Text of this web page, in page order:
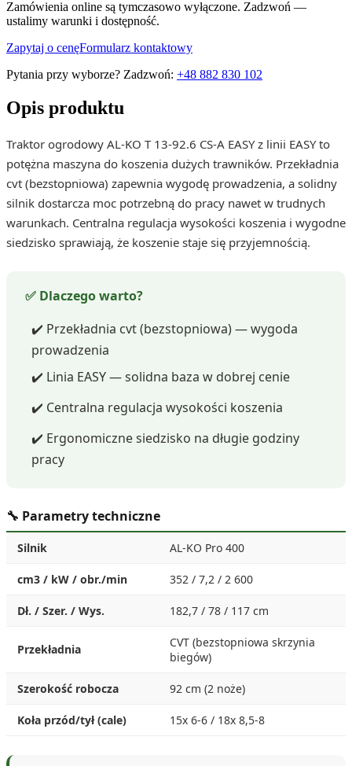
Zamówienia online są tymczasowo wyłączone. Zadzwoń —
ustalimy warunki i dostępność.
Zapytaj o cenęFormularz kontaktowy
Pytania przy wyborze? Zadzwoń: +48 882 830 102
Opis produktu
Traktor ogrodowy AL-KO T 13-92.6 CS-A EASY z linii EASY to
potężna maszyna do koszenia dużych trawników. Przekładnia
cvt (bezstopniowa) zapewnia wygodę prowadzenia, a solidny
silnik dostarcza moc potrzebną do pracy nawet w trudnych
warunkach. Centralna regulacja wysokości koszenia i wygodne
siedzisko sprawiają, że koszenie staje się przyjemnością.
✅ Dlaczego warto?
✔️ Przekładnia cvt (bezstopniowa) — wygoda
prowadzenia
✔️ Linia EASY — solidna baza w dobrej cenie
✔️ Centralna regulacja wysokości koszenia
✔️ Ergonomiczne siedzisko na długie godziny
pracy
🔧 Parametry techniczne
Silnik AL-KO Pro 400
cm3 / kW / obr./min 352 / 7,2 / 2 600
Dł. / Szer. / Wys. 182,7 / 78 / 117 cm
Przekładnia
CVT (bezstopniowa skrzynia
biegów)
Szerokość robocza 92 cm (2 noże)
Koła przód/tył (cale) 15x 6-6 / 18x 8,5-8